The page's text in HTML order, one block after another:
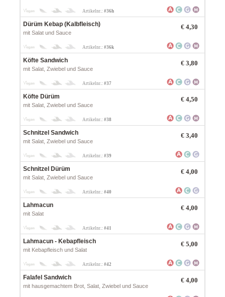
Artikelnr.: #36h
€ 4,30
Dürüm Kebap (Kalbfleisch)
mit Salat und Sauce
Artikelnr.: #36k
€ 3,80
Köfte Sandwich
mit Salat, Zwiebel und Sauce
Artikelnr.: #37
€ 4,50
Köfte Dürüm
mit Salat, Zwiebel und Sauce
Artikelnr.: #38
€ 3,40
Schnitzel Sandwich
mit Salat, Zwiebel und Sauce
Artikelnr.: #39
€ 4,00
Schnitzel Dürüm
mit Salat, Zwiebel und Sauce
Artikelnr.: #40
€ 4,00
Lahmacun
mit Salat
Artikelnr.: #41
€ 5,00
Lahmacun - Kebapfleisch
mit Kebapfleisch und Salat
Artikelnr.: #42
€ 4,00
Falafel Sandwich
mit hausgemachtem Brot, Salat, Zwiebel und Sauce